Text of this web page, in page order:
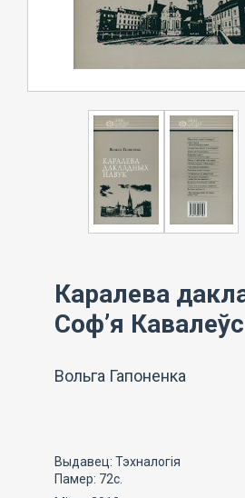
Каралева
Соф’я
Вольга Гапоненка
Выдавец: Тэхналогія
Памер: 72с.